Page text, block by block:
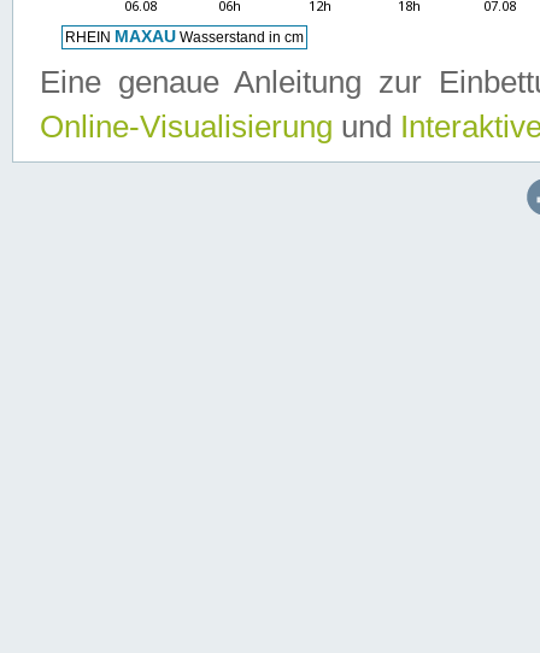
Eine genaue Anleitung zur
Online-Visualisierung und